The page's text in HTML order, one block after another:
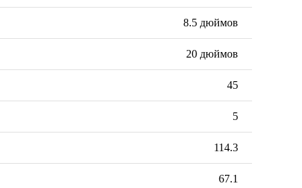
8.5 дюймов
20 дюймов
45
5
114.3
67.1